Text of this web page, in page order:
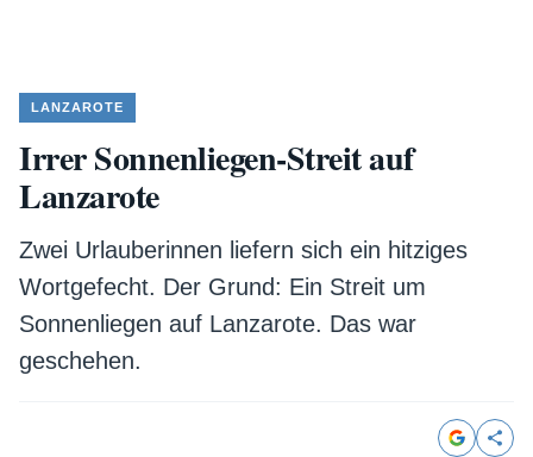
LANZAROTE
Irrer Sonnenliegen-Streit auf
Lanzarote
Zwei Urlauberinnen liefern sich ein hitziges
Wortgefecht. Der Grund: Ein Streit um
Sonnenliegen auf Lanzarote. Das war
geschehen.